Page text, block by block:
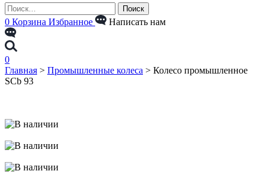
0 Корзина Избранное Написать нам
0
Главная > Промышленные колеса > Колесо промышленное
SCb 93